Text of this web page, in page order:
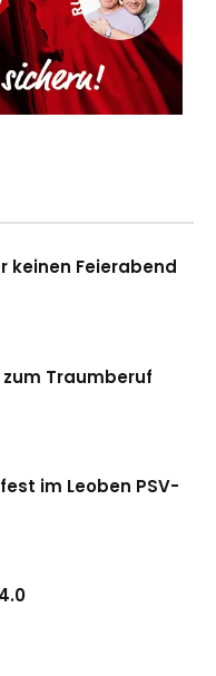
keinen Feierabend
zum Traumberuf
im Leoben PSV-